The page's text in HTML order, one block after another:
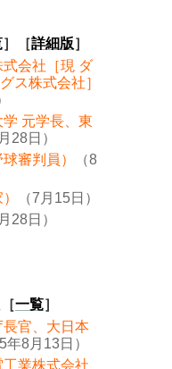
］［詳細版］
会社［現 ダ
ス株式会社］
元学長、東
28日）
審判員）
（8
（7月15日）
28日）
［一覧］
官、大日本
年8月13日）
業株式会社